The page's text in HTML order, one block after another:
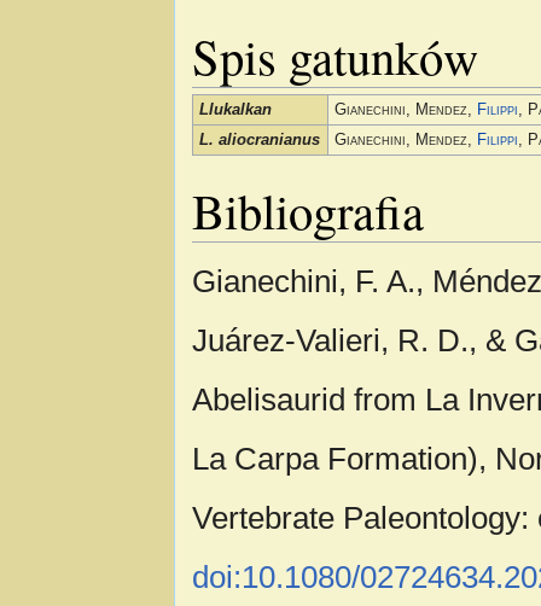
Spis gatunków
Llukalkan Gianechini, Mendez, Filippi,
L. aliocranianus
Gianechini, Mendez, Filippi,
Bibliografia
Gianechini, F. A.,
Juárez-Valieri, R. D., &
Abelisaurid from La
La Carpa Formation),
Vertebrate Paleontology:
doi:10.1080/